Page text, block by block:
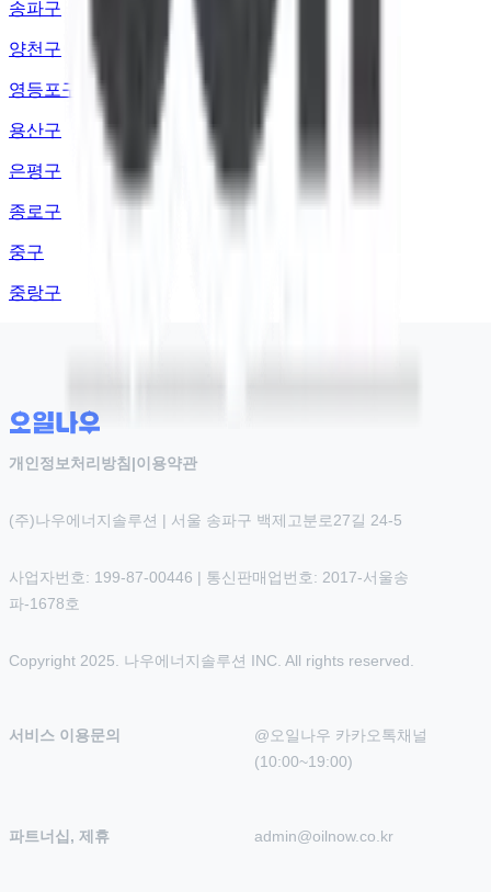
송파구
양천구
영등포구
용산구
은평구
종로구
중구
중랑구
개인정보처리방침 |이용약관
(주)나우에너지솔루션 | 서울 송파구 백제고분로27길 24-5
사업자번호: 199-87-00446 | 통신판매업번호: 2017-서울송
파-1678호
Copyright 2025. 나우에너지솔루션 INC. All rights reserved.
서비스 이용문의
@오일나우 카카오톡채널
(10:00~19:00)
파트너십, 제휴 admin@oilnow.co.kr